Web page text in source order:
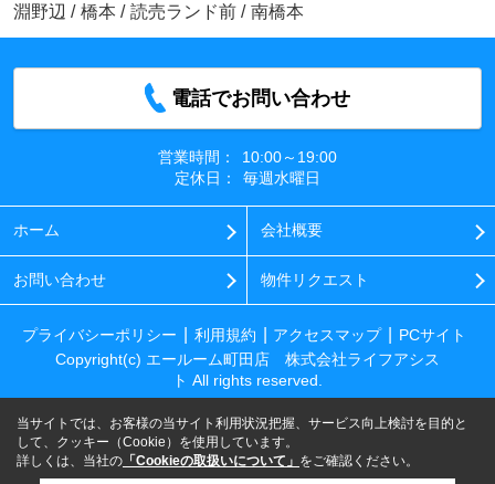
淵野辺 / 橋本 / 読売ランド前 / 南橋本
電話でお問い合わせ
営業時間：
10:00～19:00
定休日：
毎週水曜日
ホーム 会社概要
お問い合わせ 物件リクエスト
プライバシーポリシー 利用規約 アクセスマップ
PCサイト
Copyright(c) エールーム町田店 株式会社ライフアシス
ト All rights reserved.
当サイトでは、お客様の当サイト利用状況把握、サービス向上検討を目的と
して、クッキー（Cookie）を使用しています。
詳しくは、当社の 「Cookieの取扱いについて」 をご確認ください。